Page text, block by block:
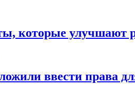
которые улучшают
ввести права